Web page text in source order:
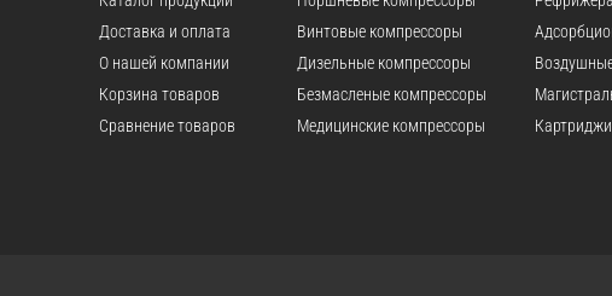
Доставка и оплата
О нашей компании
Корзина товаров
Сравнение товаров
Винтовые компрессоры
Дизельные компрессоры
Безмасленые компрессоры
Медицинские компрессоры